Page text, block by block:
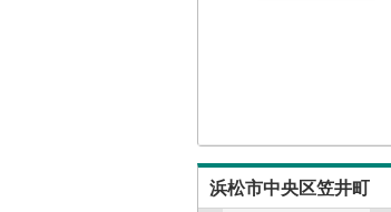
浜松市中央区笠井町